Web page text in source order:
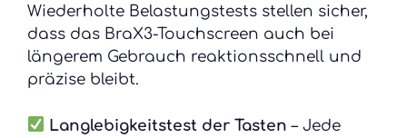
Wiederholte Belastungstests stellen sicher,
dass das BraX3-Touchscreen auch bei
längerem Gebrauch reaktionsschnell und
präzise bleibt.
Langlebigkeitstest der Tasten – Jede